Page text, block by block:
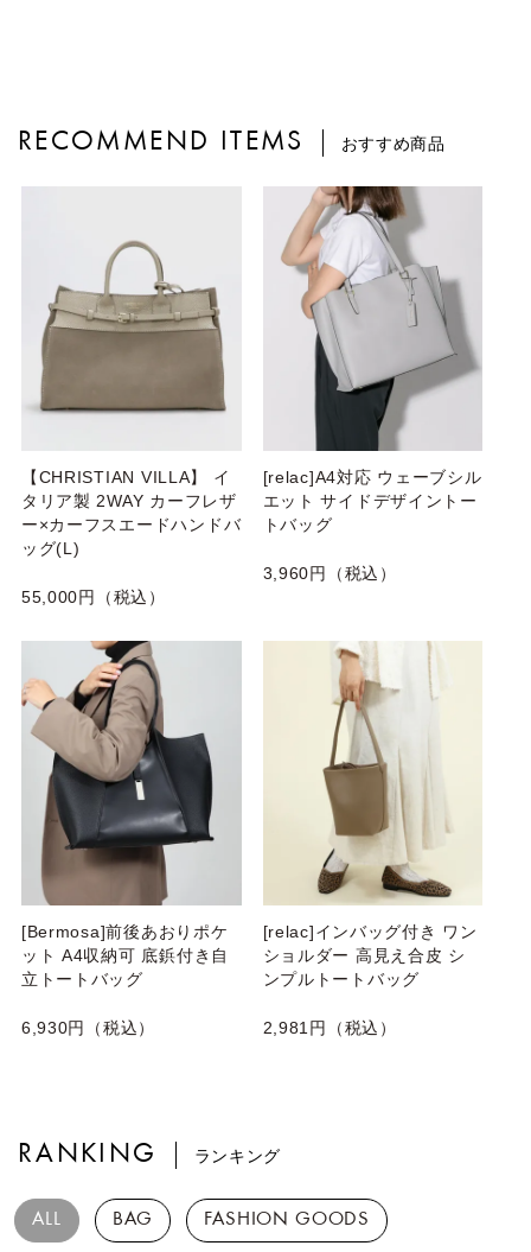
RECOMMEND ITEMS おすすめ商品
【CHRISTIAN VILLA】 イ
タリア製 2WAY カーフレザ
ー×カーフスエードハンドバ
ッグ(L)
55,000円（税込）
[Bermosa]前後あおりポケ
ット A4収納可 底鋲付き自
立トートバッグ
6,930円（税込）
[relac]A4対応 ウェーブシル
エット サイドデザイントー
トバッグ
3,960円（税込）
[relac]インバッグ付き ワン
ショルダー 高見え合皮 シ
ンプルトートバッグ
2,981円（税込）
RANKING ランキング
ALL BAG FASHION GOODS